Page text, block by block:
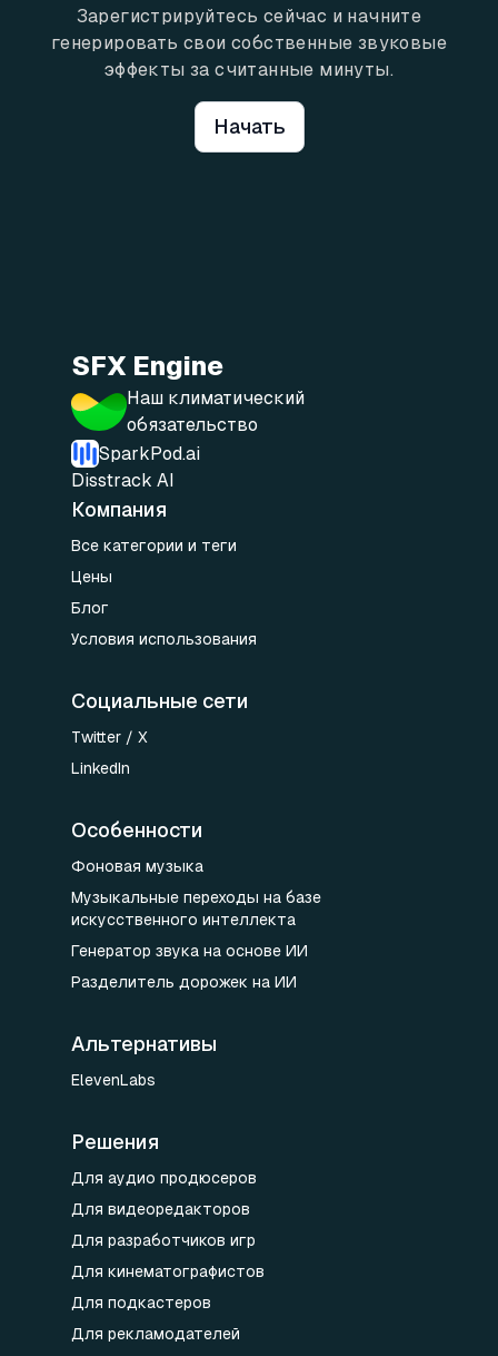
Зарегистрируйтесь сейчас и начните
генерировать свои собственные звуковые
эффекты за считанные минуты.
Начать
SFX Engine
Наш климатический
обязательство
SparkPod.ai
Disstrack AI
Компания
Все категории и теги
Цены
Блог
Условия использования
Социальные сети
Twitter / X
LinkedIn
Особенности
Фоновая музыка
Музыкальные переходы на базе
искусственного интеллекта
Генератор звука на основе ИИ
Разделитель дорожек на ИИ
Альтернативы
ElevenLabs
Решения
Для аудио продюсеров
Для видеоредакторов
Для разработчиков игр
Для кинематографистов
Для подкастеров
Для рекламодателей